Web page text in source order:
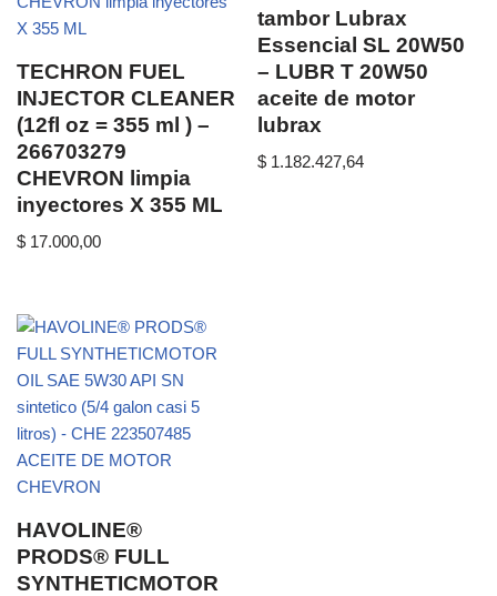
TECHRON FUEL
INJECTOR CLEANER
(12fl oz = 355 ml ) –
266703279
CHEVRON limpia
inyectores X 355 ML
$ 17.000,00
tambor Lubrax
Essencial SL 20W50
– LUBR T 20W50
aceite de motor
lubrax
$ 1.182.427,64
HAVOLINE®
PRODS® FULL
SYNTHETICMOTOR